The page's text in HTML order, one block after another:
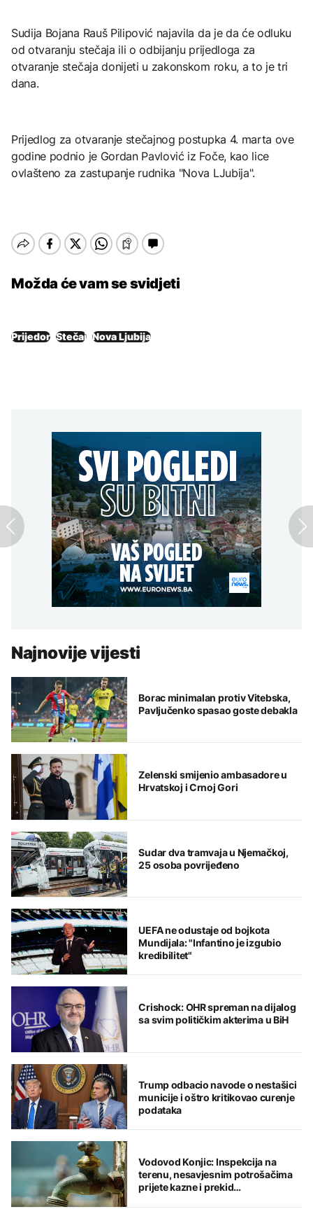
Sudija Bojana Rauš Pilipović najavila da je da će odluku
od otvaranju stečaja ili o odbijanju prijedloga za
otvaranje stečaja donijeti u zakonskom roku, a to je tri
dana.
Prijedlog za otvaranje stečajnog postupka 4. marta ove
godine podnio je Gordan Pavlović iz Foče, kao lice
ovlašteno za zastupanje rudnika "Nova LJubija".
Možda će vam se svidjeti
Prijedor Stečaj Nova Ljubija
Najnovije vijesti
Borac minimalan protiv Vitebska,
Pavljučenko spasao goste debakla
Zelenski smijenio ambasadore u
Hrvatskoj i Crnoj Gori
Sudar dva tramvaja u Njemačkoj,
25 osoba povrijeđeno
UEFA ne odustaje od bojkota
Mundijala: "Infantino je izgubio
kredibilitet"
Crishock: OHR spreman na dijalog
sa svim političkim akterima u BiH
Trump odbacio navode o nestašici
municije i oštro kritikovao curenje
podataka
Vodovod Konjic: Inspekcija na
terenu, nesavjesnim potrošačima
prijete kazne i prekid